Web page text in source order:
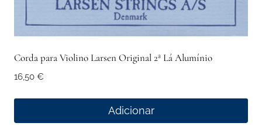
Corda para Violino Larsen Original 2ª Lá Alumínio
16,50 €
Adicionar